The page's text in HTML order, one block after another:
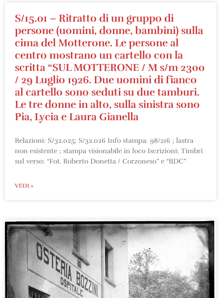
S/15.01 – Ritratto di un gruppo di
persone (uomini, donne, bambini) sulla
cima del Motterone. Le persone al
centro mostrano un cartello con la
scritta “SUL MOTTERONE / M s/m 2300
/ 29 Luglio 1926. Due uomini di fianco
al cartello sono seduti su due tamburi.
Le tre donne in alto, sulla sinistra sono
Pia, Lycia e Laura Gianella
Relazioni: S/32.025; S/32.026 Info stampa: 98/216 ; lastra
non esistente ; stampa visionabile in loco Iscrizioni: Timbri
sul verso: “Fot. Roberto Donetta / Corzoneso” e “RDC”
VEDI »